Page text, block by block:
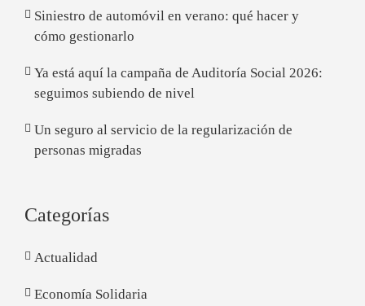
Siniestro de automóvil en verano: qué hacer y
cómo gestionarlo
Ya está aquí la campaña de Auditoría Social 2026:
seguimos subiendo de nivel
Un seguro al servicio de la regularización de
personas migradas
Categorías
Actualidad
Economía Solidaria